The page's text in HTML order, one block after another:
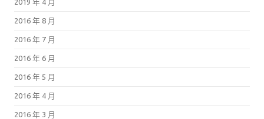
2019 年 4 月
2016 年 8 月
2016 年 7 月
2016 年 6 月
2016 年 5 月
2016 年 4 月
2016 年 3 月